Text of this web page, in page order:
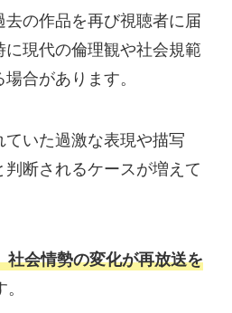
去の作品を再び視聴者に届
現代の倫理観や社会規範
合があります。
いた過激な表現や描写
断されるケースが増えて
社会情勢の変化が再放送を